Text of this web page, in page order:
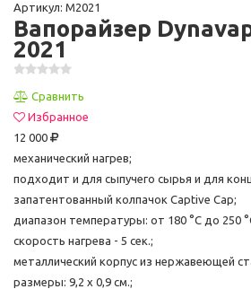
Артикул: M2021
Вапорайзер
2021
Сравнить
Избранное
12 000
механический нагрев;
подходит и для сыпучего сырья и для
запатентованный колпачок Captive Cap;
диапазон температуры: от 180 °C до 250
скорость нагрева - 5 сек.;
металлический корпус из нержавеющей
размеры: 9,2 х 0,9 см.;